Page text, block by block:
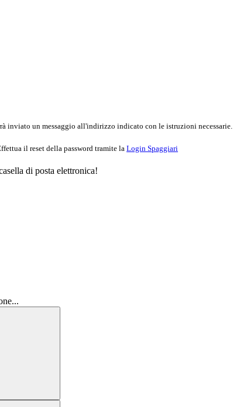
inviato un messaggio all'indirizzo indicato con le istruzioni necessarie.
il reset della password tramite la Login Spaggiari
di posta elettronica!